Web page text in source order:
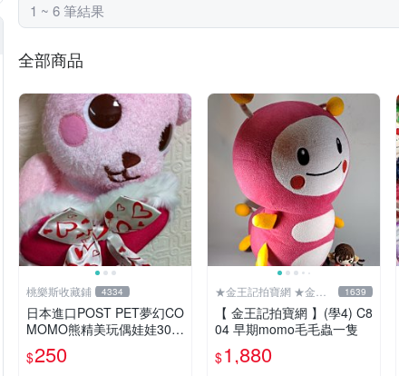
1 ~ 6 筆結果
全部商品
桃樂斯收藏鋪 4334
日本進口POST PET夢幻CO
MOMO熊精美玩偶娃娃30c
m
$250
★金王記拍寶網 ★金王
記拍寶趣
1639
【 金王記拍寶網 】(學4) C8
04 早期momo毛毛蟲一隻
$1,880